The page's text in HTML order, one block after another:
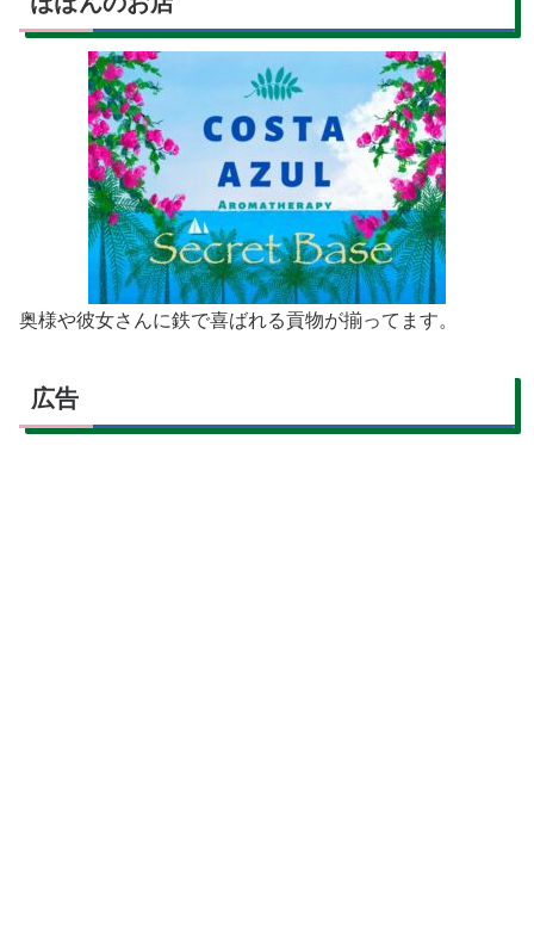
奥様や彼女さんに鉄で喜ばれる貢物が揃ってます。
広告